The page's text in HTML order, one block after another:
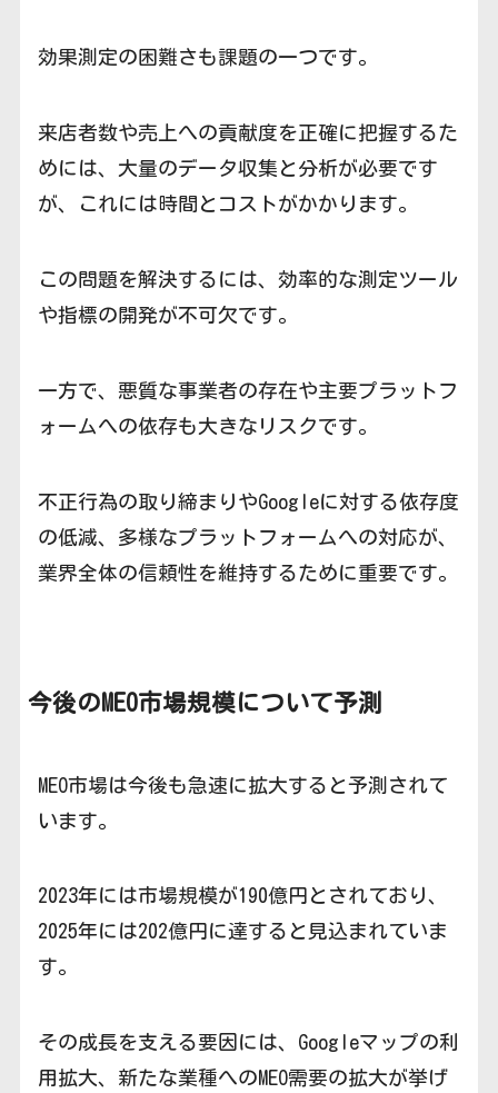
効果測定の困難さも課題の一つです。
来店者数や売上への貢献度を正確に把握するた
めには、大量のデータ収集と分析が必要です
が、これには時間とコストがかかります。
この問題を解決するには、効率的な測定ツール
や指標の開発が不可欠です。
一方で、悪質な事業者の存在や主要プラットフ
ォームへの依存も大きなリスクです。
不正行為の取り締まりやGoogleに対する依存度
の低減、多様なプラットフォームへの対応が、
業界全体の信頼性を維持するために重要です。
今後のMEO市場規模について予測
MEO市場は今後も急速に拡大すると予測されて
います。
2023年には市場規模が190億円とされており、
2025年には202億円に達すると見込まれていま
す。
その成長を支える要因には、Googleマップの利
用拡大、新たな業種へのMEO需要の拡大が挙げ